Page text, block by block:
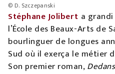
Stéphane Jolibert a
l’École des Beaux-Arts de
bourlinguer de longues
Sud où il exerça le métier
Son premier roman,
© D. Szczepanski